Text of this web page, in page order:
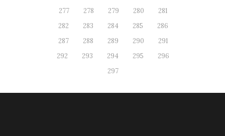
277
278 279 280
281
282
283 284 285
286
287
288 289 290
291
292
293 294 295
296
297